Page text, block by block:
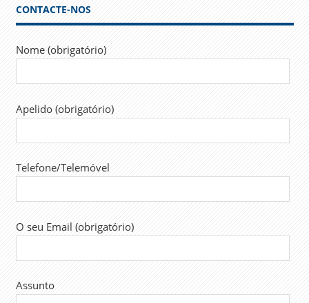
CONTACTE-NOS
Nome (obrigatório)
Apelido (obrigatório)
Telefone/Telemóvel
O seu Email (obrigatório)
Assunto